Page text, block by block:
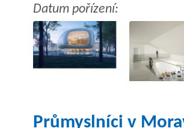
Datum pořízení:
Průmyslníci v